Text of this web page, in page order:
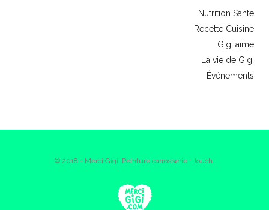
Nutrition Santé
Recette Cuisine
Gigi aime
La vie de Gigi
Événements
© 2018 - Merci Gigi. Peinture carrosserie : Jouch.